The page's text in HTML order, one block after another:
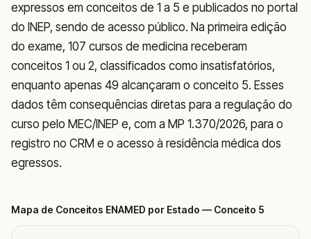
expressos em conceitos de 1 a 5 e publicados no portal
do INEP, sendo de acesso público. Na primeira edição
do exame, 107 cursos de medicina receberam
conceitos 1 ou 2, classificados como insatisfatórios,
enquanto apenas 49 alcançaram o conceito 5. Esses
dados têm consequências diretas para a regulação do
curso pelo MEC/INEP e, com a MP 1.370/2026, para o
registro no CRM e o acesso à residência médica dos
egressos.
Mapa de Conceitos ENAMED por Estado — Conceito 5